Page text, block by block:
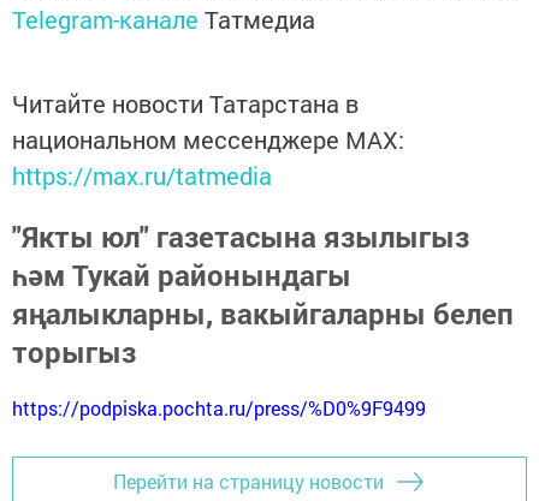
Telegram-канале Татмедиа
Читайте новости Татарстана в
национальном мессенджере MАХ:
https://max.ru/tatmedia
"Якты юл" газетасына язылыгыз
һәм Тукай районындагы
яңалыкларны, вакыйгаларны белеп
торыгыз
https://podpiska.pochta.ru/press/%D0%9F9499
Перейти на страницу новости